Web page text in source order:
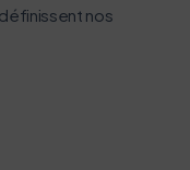
ci sollicitera
ainsi un
nos